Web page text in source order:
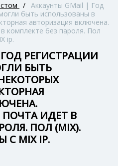
/ Аккаунты GMail | Год
быть использованы в
авторизация включена.
комплекте без пароля. Пол
ip.
РЕГИСТРАЦИИ
БЫТЬ
ИДЕТ В
ПОЛ (MIX).
С MIX IP.